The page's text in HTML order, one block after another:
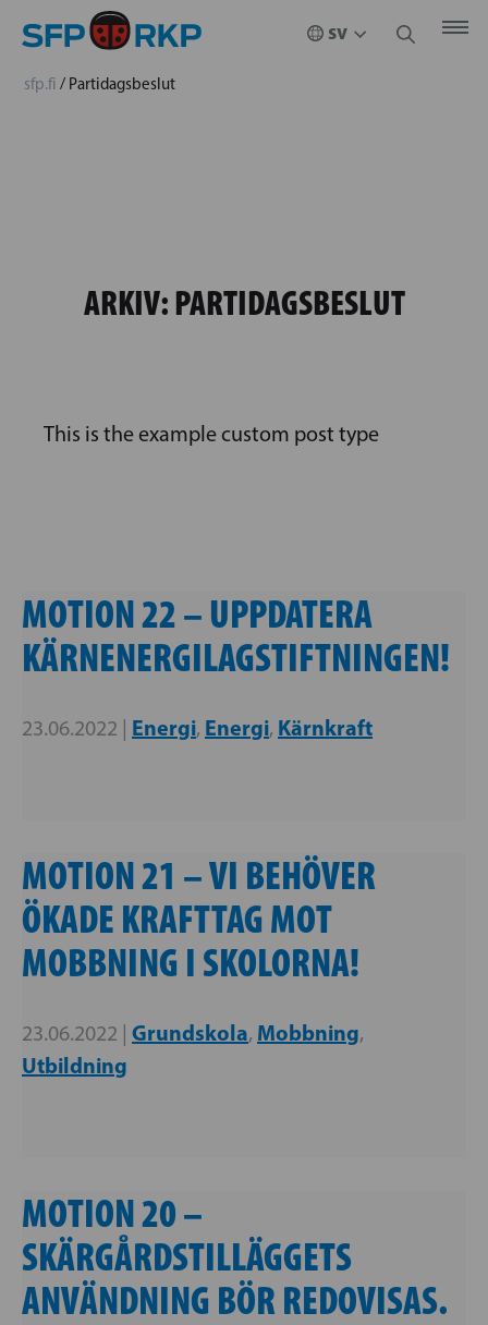
sfp.fi / Partidagsbeslut
ARKIV:PARTIDAGSBESLUT
This is the example custom post type
MOTION 22 – UPPDATERA
KÄRNENERGILAGSTIFTNINGEN!
23.06.2022 | Energi, Energi, Kärnkraft
MOTION 21 – VI BEHÖVER
ÖKADE KRAFTTAG MOT
MOBBNING I SKOLORNA!
23.06.2022 | Grundskola, Mobbning,
Utbildning
MOTION 20 –
SKÄRGÅRDSTILLÄGGETS
ANVÄNDNING BÖR REDOVISAS.